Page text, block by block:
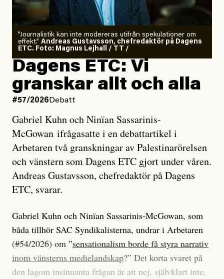
”Journalistik kan inte modereras utifrån spekulationer om
effekt.” Andreas Gustavsson, chefredaktör på Dagens
ETC. Foto: Magnus Lejhall / TT /
Dagens ETC: Vi
granskar allt och alla
#57/2026 Debatt
Gabriel Kuhn och Ninïan Sassarinis-
McGowan ifrågasatte i en debattartikel i
Arbetaren två granskningar av Palestinarörelsen
och vänstern som Dagens ETC gjort under våren.
Andreas Gustavsson, chefredaktör på Dagens
ETC, svarar.
Gabriel Kuhn och Ninïan Sassarinis-McGowan, som
båda tillhör SAC Syndikalisterna, undrar i Arbetaren
(#54/2026) om ”sensationalism borde få styra narrativ
inom vänsterns medielandskap?” Det korta svaret på
den lagom insinuanta frågan är att nej, självklart inte.